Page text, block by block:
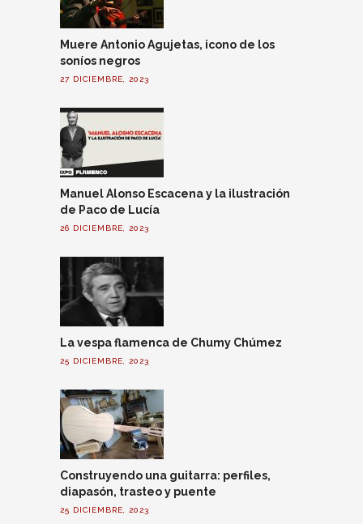
Muere Antonio Agujetas, icono de los
soníos negros
27 DICIEMBRE, 2023
Manuel Alonso Escacena y la ilustración
de Paco de Lucía
26 DICIEMBRE, 2023
La vespa flamenca de Chumy Chúmez
25 DICIEMBRE, 2023
Construyendo una guitarra: perfiles,
diapasón, trasteo y puente
25 DICIEMBRE, 2023